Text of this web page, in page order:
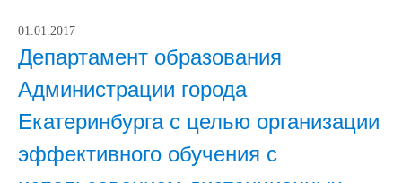
01.01.2017
Департамент образования
Администрации города
Екатеринбурга с целью организации
эффективного обучения с